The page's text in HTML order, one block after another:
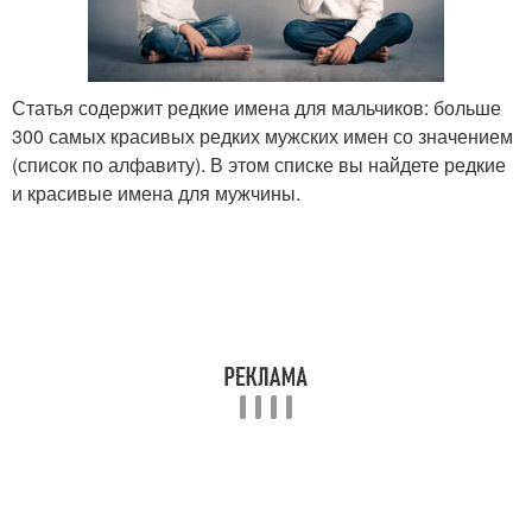
Статья содержит редкие имена для мальчиков: больше
300 самых красивых редких мужских имен со значением
(список по алфавиту). В этом списке вы найдете редкие
и красивые имена для мужчины.